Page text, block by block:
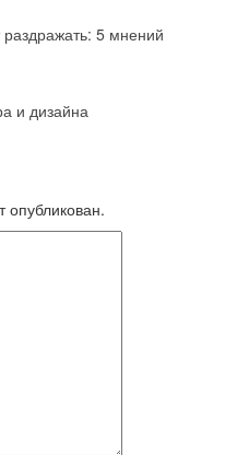
5 мнений
и дизайна
опубликован.